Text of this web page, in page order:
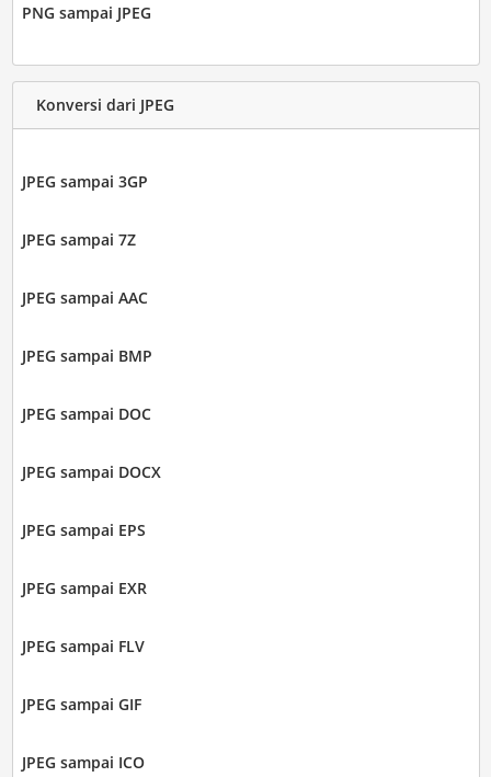
PNG sampai JPEG
Konversi dari JPEG
JPEG sampai 3GP
JPEG sampai 7Z
JPEG sampai AAC
JPEG sampai BMP
JPEG sampai DOC
JPEG sampai DOCX
JPEG sampai EPS
JPEG sampai EXR
JPEG sampai FLV
JPEG sampai GIF
JPEG sampai ICO